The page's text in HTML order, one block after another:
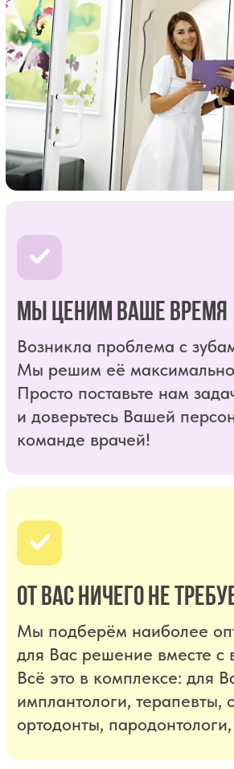
Мы идем навстречу клиенту и можем
Конфиденциальность информации
гарантирована.
500 000 руб
У Вас есть особое пожелание?
Мы подберём наиболее оптимальное
для Вас решение вместе с вами.
Всё это в комплексе: для Вас работают
имплантологи, терапевты, ортопеды,
ортодонты, пародонтологи, хирурги.
От Вас ничего не требуется